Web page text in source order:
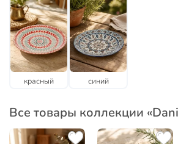
красный синий
Все товары коллекции